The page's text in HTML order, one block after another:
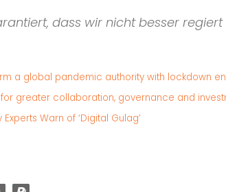
dass wir nicht besser
a global pandemic authority with lockdown
greater collaboration, governance and
Warn of ‘Digital Gulag’